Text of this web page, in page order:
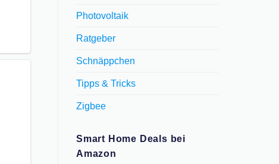
Photovoltaik
Ratgeber
Schnäppchen
Tipps & Tricks
Zigbee
Smart Home Deals bei
Amazon